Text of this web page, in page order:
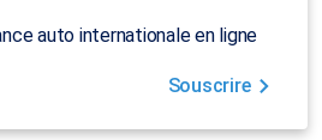
auto internationale en ligne
Souscrire